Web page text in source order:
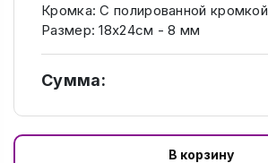
Кромка: C полированной кромкой
Размер: 18х24см - 8 мм
Сумма:
В корзину